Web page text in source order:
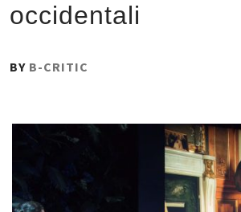
occidentali
PUBLISHED
13
NOIEMBRIE
2021
BY B-CRITIC